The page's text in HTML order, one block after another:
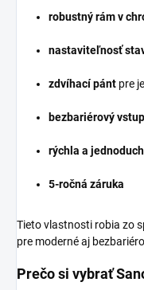
robustný rám v
nastaviteľnosť
zdvíhací pánt pre
bezbariérový vstup
rýchla a
5-ročná záruka
Tieto vlastnosti robia zo
pre moderné aj
Prečo si vybrať